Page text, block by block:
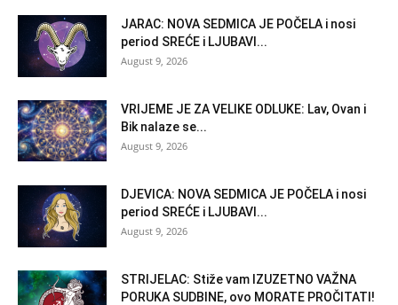
JARAC: NOVA SEDMICA JE POČELA i nosi
period SREĆE i LJUBAVI...
August 9, 2026
VRIJEME JE ZA VELIKE ODLUKE: Lav, Ovan i
Bik nalaze se...
August 9, 2026
DJEVICA: NOVA SEDMICA JE POČELA i nosi
period SREĆE i LJUBAVI...
August 9, 2026
STRIJELAC: Stiže vam IZUZETNO VAŽNA
PORUKA SUDBINE, ovo MORATE PROČITATI!